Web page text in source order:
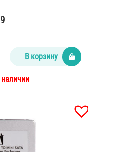
В корзину
наличии